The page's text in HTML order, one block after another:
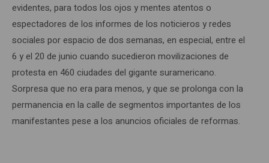
evidentes, para todos los ojos y mentes atentos o
espectadores de los informes de los noticieros y redes
sociales por espacio de dos semanas, en especial, entre el
6 y el 20 de junio cuando sucedieron movilizaciones de
protesta en 460 ciudades del gigante suramericano.
Sorpresa que no era para menos, y que se prolonga con la
permanencia en la calle de segmentos importantes de los
manifestantes pese a los anuncios oficiales de reformas.